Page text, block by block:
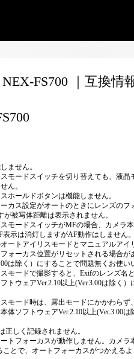
FS700 ｜互換情
ません。
モードスイッチを切り替えても、液
ん。
ホールドボタンは機能しません。
カス設定がオートのときにレンズのフ
被写体距離は表示されません。
モードスイッチがMFの場合、カメラ
示は消灯しますがAF動作はしません。
ートアイリスモードとマニュアルア
ォーカス位置がリセットされる場合が
は除く）にすることで問題無くお使い
モードで撮影すると、Exifのレンズ名
トウェアVer.2.10以上(Ver.3.00は除く
モード時は、露出モードにかかわら
体ソフトウェアVer.2.10以上(Ver.3.00
正しく記録されません。
トフォーカスが動作しません。カメラ
ことで、オートフォーカスがつかえる